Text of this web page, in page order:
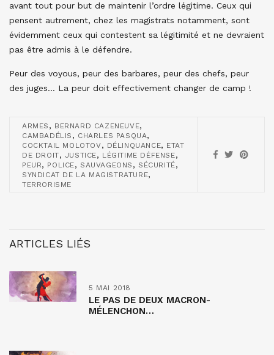
avant tout pour but de maintenir l’ordre légitime. Ceux qui
pensent autrement, chez les magistrats notamment, sont
évidemment ceux qui contestent sa légitimité et ne devraient
pas être admis à le défendre.
Peur des voyous, peur des barbares, peur des chefs, peur
des juges… La peur doit effectivement changer de camp !
ARMES , BERNARD CAZENEUVE,
CAMBADÉLIS , CHARLES PASQUA,
COCKTAIL MOLOTOV, DÉLINQUANCE, ETAT
DE DROIT, JUSTICE, LÉGITIME DÉFENSE,
PEUR, POLICE, SAUVAGEONS , SÉCURITÉ,
SYNDICAT DE LA MAGISTRATURE,
TERRORISME
ARTICLES LIÉS
5 MAI 2018
LE PAS DE DEUX MACRON-
MÉLENCHON…